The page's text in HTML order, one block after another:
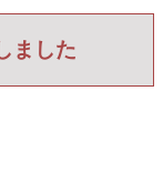
ました